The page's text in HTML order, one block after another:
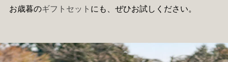
お歳暮のギフトセット にも、ぜひお試しください。